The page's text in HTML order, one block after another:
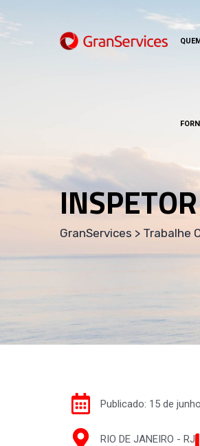
GranServices > Trabalhe
Publicado: 15 de
RIO DE JANEIRO - RJ